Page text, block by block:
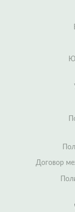
Договор